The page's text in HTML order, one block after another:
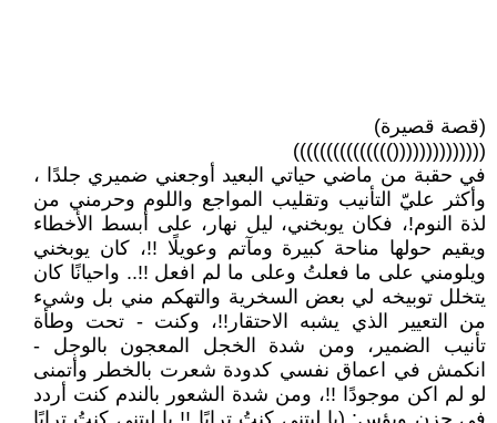
(قصة قصيرة)
(((((((((((((()))))))))))))))
في حقبة من ماضي حياتي البعيد أوجعني ضميري جلدًا ،
وأكثر عليّ التأنيب وتقليب المواجع واللوم وحرمني من
لذة النوم!، فكان يوبخني، ليل نهار، على أبسط الأخطاء
ويقيم حولها مناحة كبيرة ومآتم وعويلًا !!، كان يوبخني
ويلومني على ما فعلتُ وعلى ما لم افعل !!.. واحيانًا كان
يتخلل توبيخه لي بعض السخرية والتهكم مني بل وشيء
من التعيير الذي يشبه الاحتقار!!، وكنت - تحت وطأة
تأنيب الضمير، ومن شدة الخجل المعجون بالوجل -
انكمش في اعماق نفسي كدودة شعرت بالخطر وأتمنى
لو لم اكن موجودًا !!، ومن شدة الشعور بالندم كنت أردد